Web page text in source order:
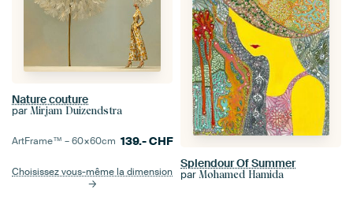
Nature couture
par Mirjam Duizendstra
ArtFrame™ –60×60cm 139.-CHF
Choisissez vous-même la dimension
Splendour Of Summer
par Mohamed Hamida